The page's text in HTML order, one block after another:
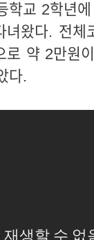
학교 2학년
왔다. 전체
약 2만원
다.